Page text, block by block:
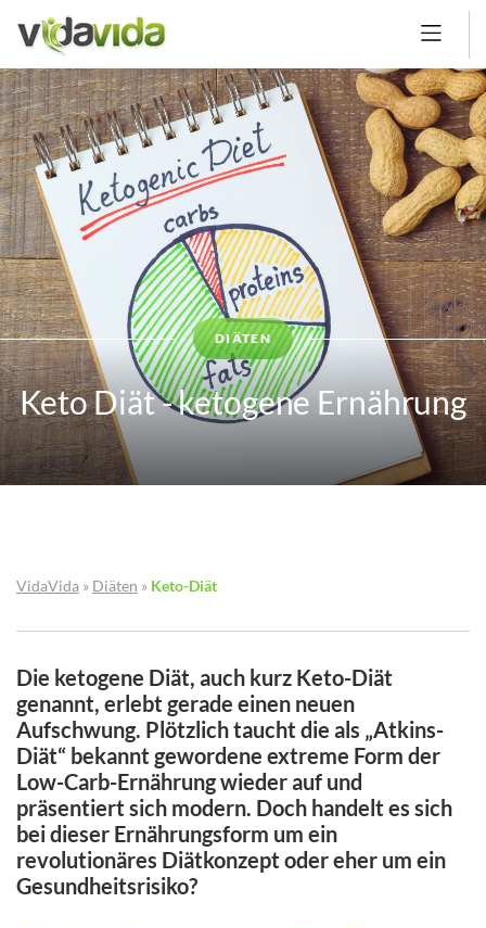
DIÄTEN
Keto Diät - ketogene Ernährung
VidaVida » Diäten » Keto-Diät
Die ketogene Diät, auch kurz Keto-Diät
genannt, erlebt gerade einen neuen
Aufschwung. Plötzlich taucht die als „Atkins-
Diät“ bekannt gewordene extreme Form der
Low-Carb-Ernährung wieder auf und
präsentiert sich modern. Doch handelt es sich
bei dieser Ernährungsform um ein
revolutionäres Diätkonzept oder eher um ein
Gesundheitsrisiko?